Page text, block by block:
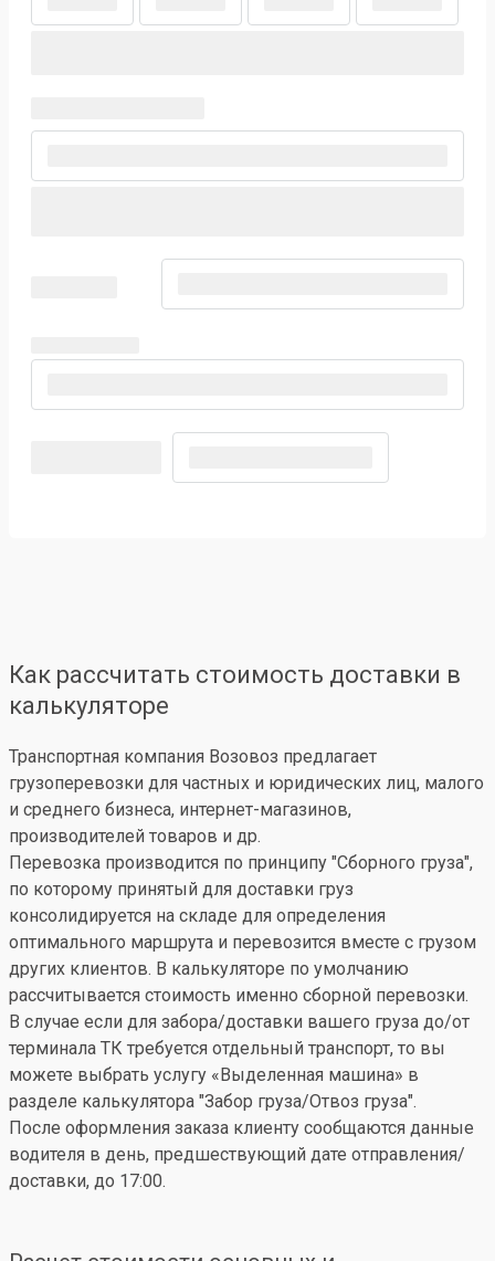
Как рассчитать стоимость доставки в
калькуляторе
Транспортная компания Возовоз предлагает
грузоперевозки для частных и юридических лиц, малого
и среднего бизнеса, интернет-магазинов,
производителей товаров и др.
Перевозка производится по принципу "Сборного груза",
по которому принятый для доставки груз
консолидируется на складе для определения
оптимального маршрута и перевозится вместе с грузом
других клиентов. В калькуляторе по умолчанию
рассчитывается стоимость именно сборной перевозки.
В случае если для забора/доставки вашего груза до/от
терминала ТК требуется отдельный транспорт, то вы
можете выбрать услугу «Выделенная машина» в
разделе калькулятора "Забор груза/Отвоз груза".
После оформления заказа клиенту сообщаются данные
водителя в день, предшествующий дате отправления/
доставки, до 17:00.